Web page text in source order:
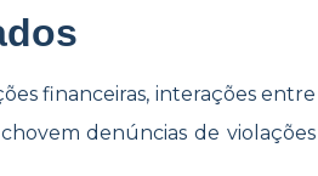
financeiras, interações entre
denúncias de violações